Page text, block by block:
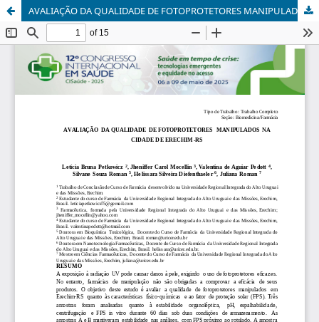
AVALIAÇÃO DA QUALIDADE DE FOTOPROTETORES MANIPULADOS NA CIDADE DE ERECHIM-RS